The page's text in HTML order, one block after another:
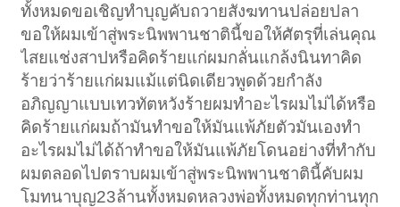
ทั้งหมดขอเชิญทำบุญคับถวายสังฆทานปล่อยปลา
ขอให้ผมเข้าสู่พระนิพพานชาตินี้ขอให้ศัตรุที่เล่นคุณ
ไสยแช่งสาปหรือคิดร้ายแก่ผมกลั่นแกล้งนินทาคิด
ร้ายว่าร้ายแก่ผมแม้แต่นิดเดียวพูดด้วยกำลัง
อภิญญาแบบเทวทัตหวังร้ายผมทำอะไรผมไม่ได้หรือ
คิดร้ายแก่ผมถ้ามันทำขอให้มันแพ้ภัยตัวมันเองทำ
อะไรผมไม่ได้ถ้าทำขอให้มันแพ้ภัยโดนอย่างที่ทำกับ
ผมตลอดไปตราบผมเข้าสู่พระนิพพานชาตินี้คับผม
โมทนาบุญ23ล้านทั้งหมดหลวงพ่อทั้งหมดทุกท่านทุก